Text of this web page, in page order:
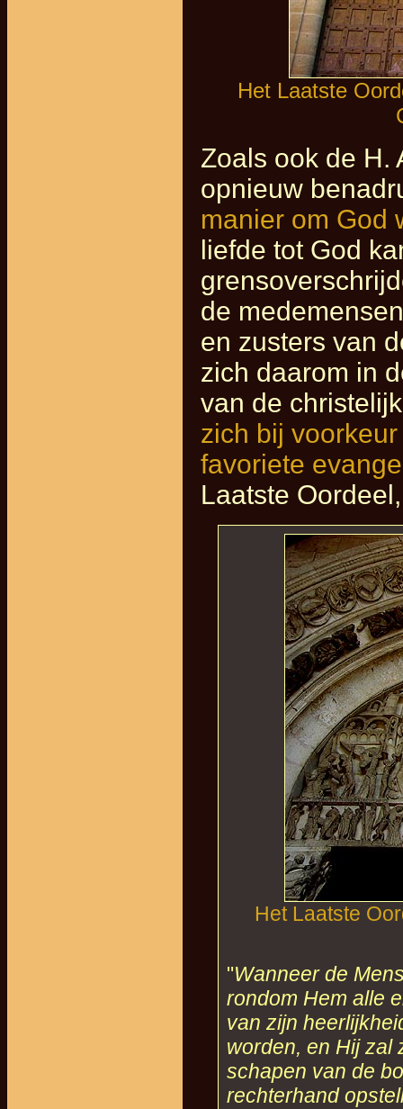
Het Laatste
Zoals ook de H.
opnieuw
manier om God
liefde tot God
de
en zusters van
zich daarom in
van de
zich bij
favoriete
Laatste
Het Laatste
"Wanneer de
rondom Hem alle
van zijn
worden, en Hij zal
schapen van de
rechterhand